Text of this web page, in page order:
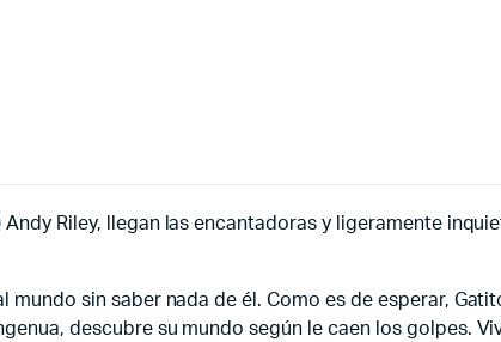
Riley, llegan las encantadoras y ligeramente
sin saber nada de él. Como es de esperar,
descubre su mundo según le caen los golpes.